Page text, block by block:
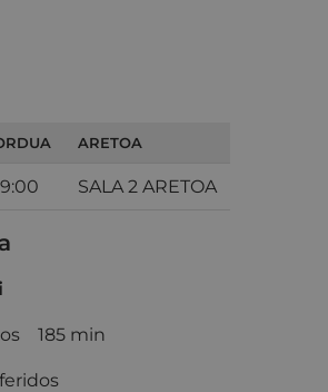
ARETOA
SALA 2 ARETOA
185 min